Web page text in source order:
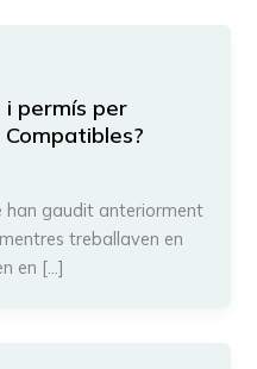
i permís per
han gaudit anteriorment
treballaven en
en […]